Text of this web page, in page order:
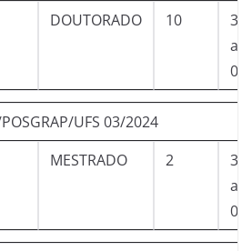
DOUTORADO 10
a
UFS 03/2024
MESTRADO 2
a